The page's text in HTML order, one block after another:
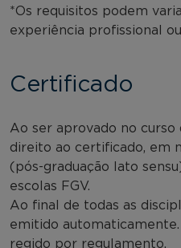
*Os requisitos podem
experiência profissional
Certificado
Ao ser aprovado no curso
direito ao certificado, em
(pós-graduação lato
escolas FGV.
Ao final de todas as
emitido
regido por regulamento.